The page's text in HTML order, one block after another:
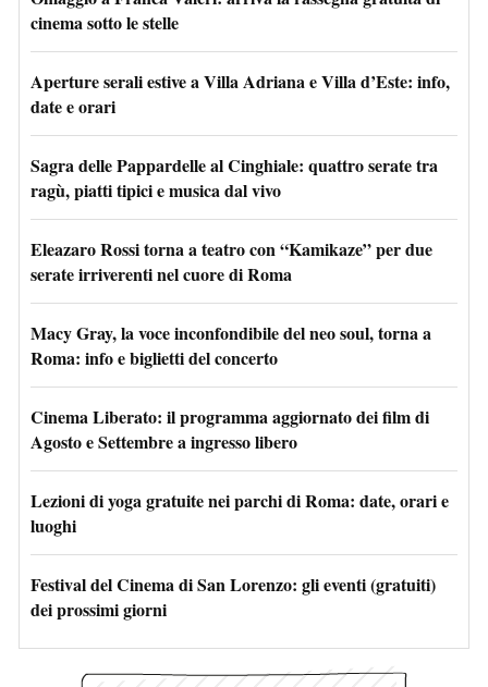
cinema sotto le stelle
Aperture serali estive a Villa Adriana e Villa d’Este: info,
date e orari
Sagra delle Pappardelle al Cinghiale: quattro serate tra
ragù, piatti tipici e musica dal vivo
Eleazaro Rossi torna a teatro con “Kamikaze” per due
serate irriverenti nel cuore di Roma
Macy Gray, la voce inconfondibile del neo soul, torna a
Roma: info e biglietti del concerto
Cinema Liberato: il programma aggiornato dei film di
Agosto e Settembre a ingresso libero
Lezioni di yoga gratuite nei parchi di Roma: date, orari e
luoghi
Festival del Cinema di San Lorenzo: gli eventi (gratuiti)
dei prossimi giorni